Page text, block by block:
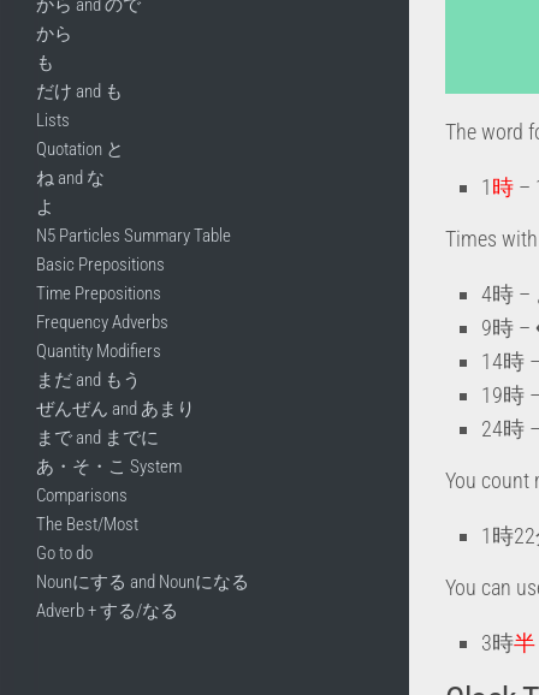
The word
1時 –
Times
4時 –
9時 –
14時
19時
24時
You
1時
You can
3時半
から and ので
から
も
だけ and も
Lists
Quotation と
ね and な
よ
N5 Particles Summary Table
Basic Prepositions
Time Prepositions
Frequency Adverbs
Quantity Modifiers
まだ and もう
ぜんぜん and あまり
まで and までに
あ・そ・こ System
Comparisons
The Best/Most
Go to do
Nounにする and Nounになる
Adverb + する/なる